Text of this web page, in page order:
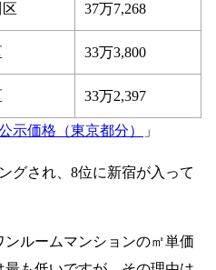
37万7,268
33万3,800
33万2,397
示価格（東京都分） 」
グされ、8位に新宿が入って
ルームマンションの㎡単価